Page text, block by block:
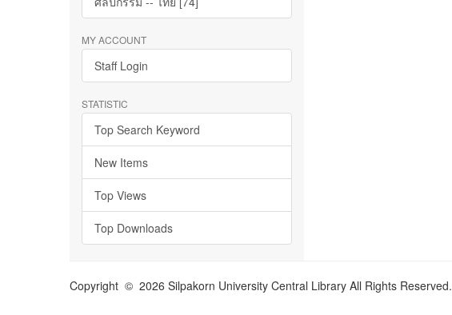
MY ACCOUNT
Staff Login
STATISTIC
Top Search Keyword
New Items
Top Views
Top Downloads
Copyright © 2026 Silpakorn University Central Library All Rights Reserved.